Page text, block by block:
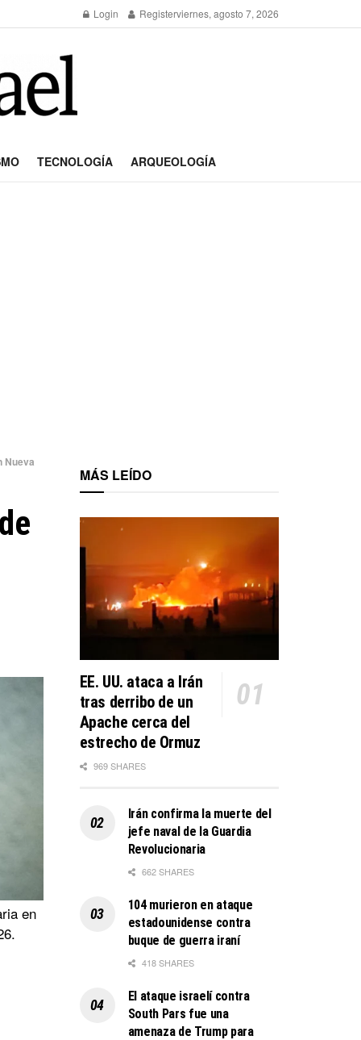
Login Registerviernes, agosto 7, 2026
TECNOLOGÍA ARQUEOLOGÍA
Nueva
en
MÁS LEÍDO
EE. UU. ataca a Irán
tras derribo de un
Apache cerca del
estrecho de Ormuz
969 SHARES
Irán confirma la muerte del
jefe naval de la Guardia
Revolucionaria
662 SHARES
104 murieron en ataque
estadounidense contra
buque de guerra iraní
418 SHARES
El ataque israelí contra
South Pars fue una
amenaza de Trump para